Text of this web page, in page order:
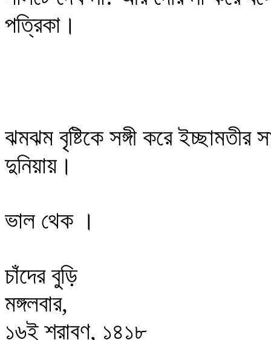
পত্রিকা।
ঝমঝম বৃষ্টিকে সঙ্গী করে
দুনিয়ায়।
ভাল থেক ।
চাঁদের বুড়ি
মঙ্গলবার,
১৬ই শ্রাবণ, ১৪১৮